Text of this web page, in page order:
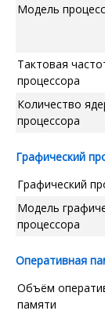
Модель
Тактовая
процессора
Количество
процессора
Графический
Графический
Модель
процессора
Оперативная
Объём
памяти